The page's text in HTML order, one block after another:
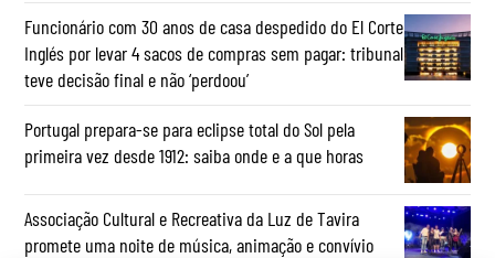
Funcionário com 30 anos de casa despedido do El Corte
Inglés por levar 4 sacos de compras sem pagar: tribunal
teve decisão final e não ‘perdoou’
Portugal prepara-se para eclipse total do Sol pela
primeira vez desde 1912: saiba onde e a que horas
Associação Cultural e Recreativa da Luz de Tavira
promete uma noite de música, animação e convívio